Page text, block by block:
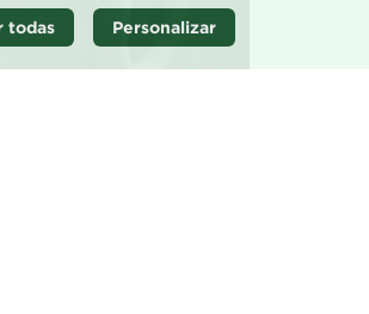
todas Personalizar